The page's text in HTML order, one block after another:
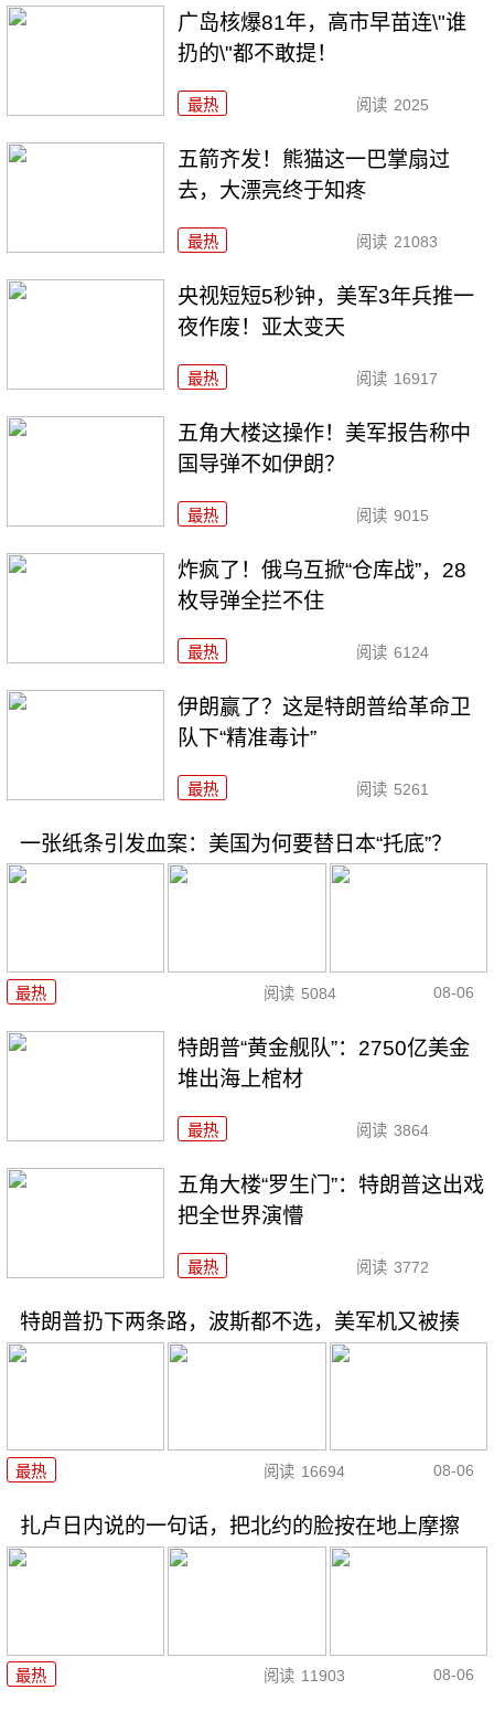
广岛核爆81年，高市早苗连\"谁
扔的\"都不敢提！
最热 阅读 2025
五箭齐发！熊猫这一巴掌扇过
去，大漂亮终于知疼
最热 阅读 21083
央视短短5秒钟，美军3年兵推一
夜作废！亚太变天
最热 阅读 16917
五角大楼这操作！美军报告称中
国导弹不如伊朗？
最热 阅读 9015
炸疯了！俄乌互掀“仓库战”，28
枚导弹全拦不住
最热 阅读 6124
伊朗赢了？这是特朗普给革命卫
队下“精准毒计”
最热 阅读 5261
一张纸条引发血案：美国为何要替日本“托底”？
最热 阅读 5084 08-06
特朗普“黄金舰队”：2750亿美金
堆出海上棺材
最热 阅读 3864
五角大楼“罗生门”：特朗普这出戏
把全世界演懵
最热 阅读 3772
特朗普扔下两条路，波斯都不选，美军机又被揍
最热 阅读 16694 08-06
扎卢日内说的一句话，把北约的脸按在地上摩擦
最热 阅读 11903 08-06